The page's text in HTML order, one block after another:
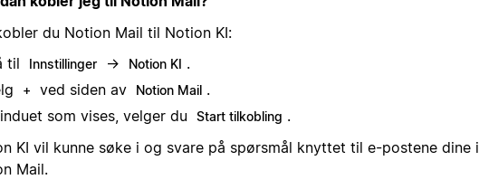
du Notion Mail til Notion KI:
til
Innstillinger → Notion KI .
+ ved siden av Notion Mail .
som vises, velger du
Start tilkobling .
KI vil kunne søke i og svare på spørsmål knyttet til e-postene dine i
Mail.